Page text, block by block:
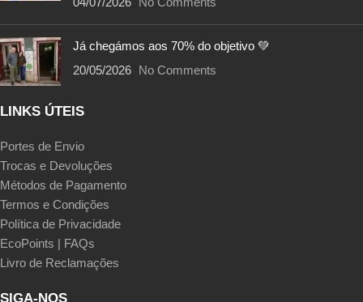
Já chegámos aos 70% do objetivo 💚
20/05/2026 No Comments
LINKS ÚTEIS
Portes de Envio
Trocas e Devoluções
Métodos de Pagamento
Termos e Condições
Política de Privacidade
EcoPoints | FAQs
Livro de Reclamações
SIGA-NOS